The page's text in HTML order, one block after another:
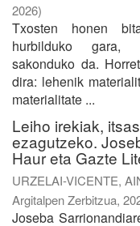
2026)
Txosten honen
hurbilduko gara,
sakonduko da.
dira: lehenik
materialitate ...
Leiho irekiak,
ezagutzeko.
Haur eta Gazte
URZELAI-VICENTE,
Argitalpen Zerbitzua,
Joseba